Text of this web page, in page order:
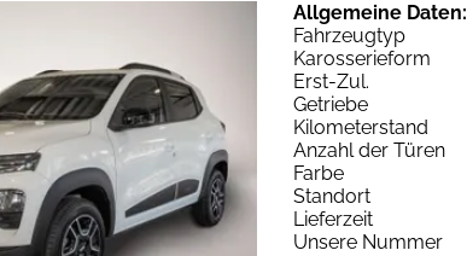
Allgemeine Daten:
Fahrzeugtyp
Karosserieform
Erst-Zul.
Getriebe
Kilometerstand
Anzahl der Türen
Farbe
Standort
Lieferzeit
Unsere Nummer